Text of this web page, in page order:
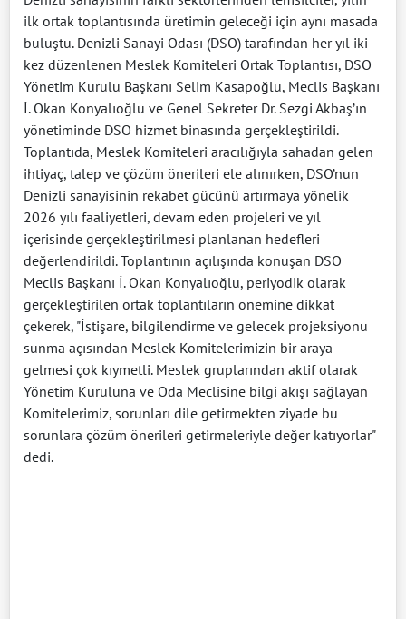
ilk ortak toplantısında üretimin geleceği için aynı masada
buluştu. Denizli Sanayi Odası (DSO) tarafından her yıl iki
kez düzenlenen Meslek Komiteleri Ortak Toplantısı, DSO
Yönetim Kurulu Başkanı Selim Kasapoğlu, Meclis Başkanı
İ. Okan Konyalıoğlu ve Genel Sekreter Dr. Sezgi Akbaş’ın
yönetiminde DSO hizmet binasında gerçekleştirildi.
Toplantıda, Meslek Komiteleri aracılığıyla sahadan gelen
ihtiyaç, talep ve çözüm önerileri ele alınırken, DSO’nun
Denizli sanayisinin rekabet gücünü artırmaya yönelik
2026 yılı faaliyetleri, devam eden projeleri ve yıl
içerisinde gerçekleştirilmesi planlanan hedefleri
değerlendirildi. Toplantının açılışında konuşan DSO
Meclis Başkanı İ. Okan Konyalıoğlu, periyodik olarak
gerçekleştirilen ortak toplantıların önemine dikkat
çekerek, "İstişare, bilgilendirme ve gelecek projeksiyonu
sunma açısından Meslek Komitelerimizin bir araya
gelmesi çok kıymetli. Meslek gruplarından aktif olarak
Yönetim Kuruluna ve Oda Meclisine bilgi akışı sağlayan
Komitelerimiz, sorunları dile getirmekten ziyade bu
sorunlara çözüm önerileri getirmeleriyle değer katıyorlar"
dedi.